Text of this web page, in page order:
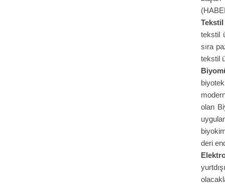
tekstil
sıra
tekstil
olan
deri